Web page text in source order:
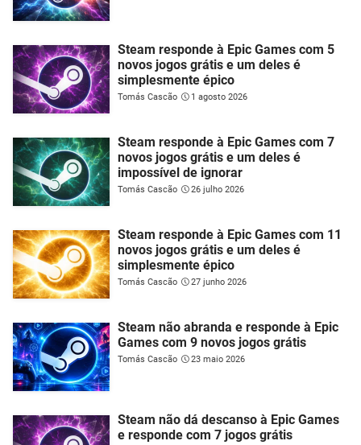
Steam responde à Epic Games com 5
novos jogos grátis e um deles é
simplesmente épico
Tomás Cascão 1 agosto 2026
Steam responde à Epic Games com 7
novos jogos grátis e um deles é
impossível de ignorar
Tomás Cascão 26 julho 2026
Steam responde à Epic Games com 11
novos jogos grátis e um deles é
simplesmente épico
Tomás Cascão 27 junho 2026
Steam não abranda e responde à Epic
Games com 9 novos jogos grátis
Tomás Cascão 23 maio 2026
Steam não dá descanso à Epic Games
e responde com 7 jogos grátis